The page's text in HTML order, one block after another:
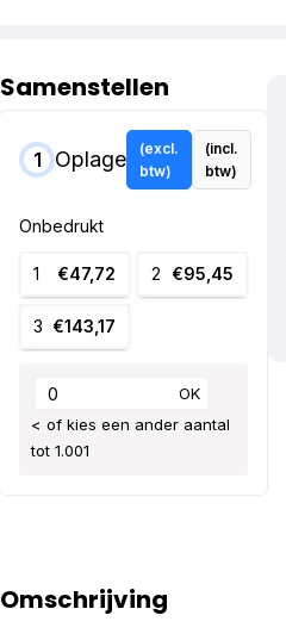
Samenstellen
1 Oplage
(excl.
btw)
(incl.
btw)
Onbedrukt
1 €47,72 2 €95,45
3 €143,17
OK
< of kies een ander aantal
tot 1.001
Omschrijving